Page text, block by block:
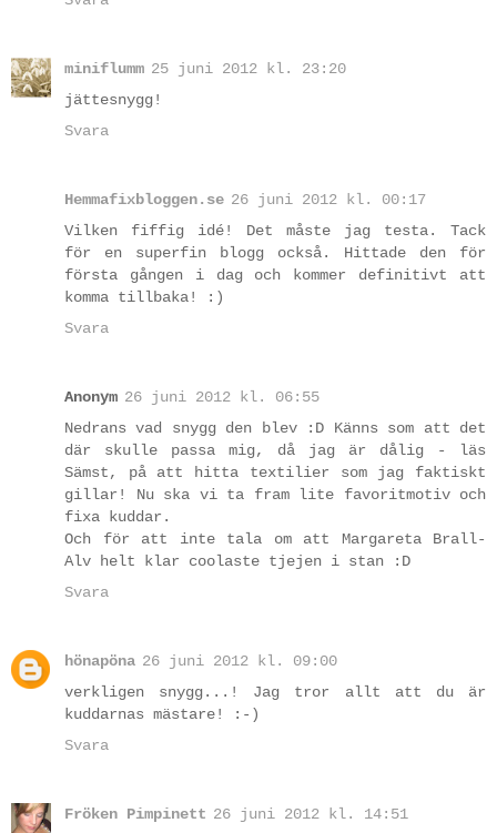
miniflumm 25 juni 2012 kl. 23:20
jättesnygg!
Svara
Hemmafixbloggen.se 26 juni 2012 kl. 00:17
Vilken fiffig idé! Det måste jag testa. Tack
för en superfin blogg också. Hittade den för
första gången i dag och kommer definitivt att
komma tillbaka! :)
Svara
Anonym 26 juni 2012 kl. 06:55
Nedrans vad snygg den blev :D Känns som att det
där skulle passa mig, då jag är dålig - läs
Sämst, på att hitta textilier som jag faktiskt
gillar! Nu ska vi ta fram lite favoritmotiv och
fixa kuddar.
Och för att inte tala om att Margareta Brall-
Alv helt klar coolaste tjejen i stan :D
Svara
hönapöna 26 juni 2012 kl. 09:00
verkligen snygg...! Jag tror allt att du är
kuddarnas mästare! :-)
Svara
Fröken Pimpinett 26 juni 2012 kl. 14:51